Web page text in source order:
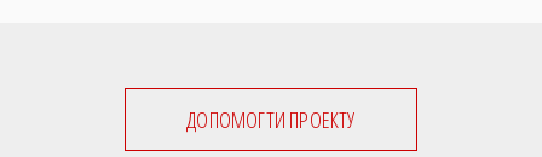
ДОПОМОГТИ ПРОЕКТУ